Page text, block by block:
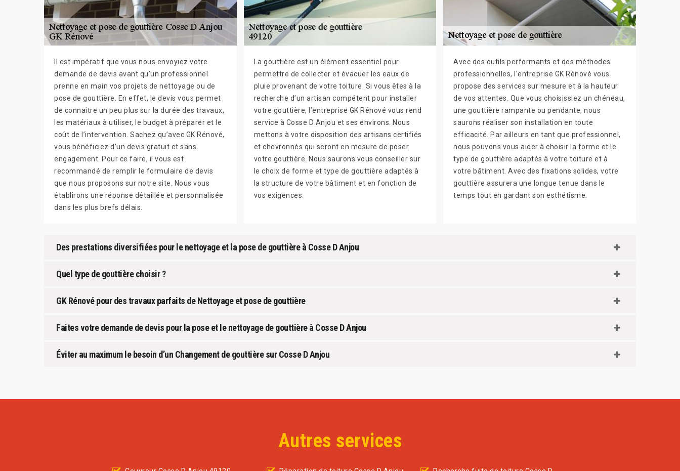
Il est impératif que vous nous envoyiez votre
demande de devis avant qu’un professionnel
prenne en main vos projets de nettoyage ou de
pose de gouttière. En effet, le devis vous permet
de connaitre un peu plus sur la durée des travaux,
les matériaux à utiliser, le budget à préparer et le
coût de l’intervention. Sachez qu’avec GK Rénové,
vous bénéficiez d’un devis gratuit et sans
engagement. Pour ce faire, il vous est
recommandé de remplir le formulaire de devis
que nous proposons sur notre site. Nous vous
établirons une réponse détaillée et personnalisée
dans les plus brefs délais.
La gouttière est un élément essentiel pour
permettre de collecter et évacuer les eaux de
pluie provenant de votre toiture. Si vous êtes à la
recherche d’un artisan compétent pour installer
votre gouttière, l’entreprise GK Rénové vous rend
service à Cosse D Anjou et ses environs. Nous
mettons à votre disposition des artisans certifiés
et chevronnés qui seront en mesure de poser
votre gouttière. Nous saurons vous conseiller sur
le choix de forme et type de gouttière adaptés à
la structure de votre bâtiment et en fonction de
vos exigences.
Avec des outils performants et des méthodes
professionnelles, l'entreprise GK Rénové vous
propose des services sur mesure et à la hauteur
de vos attentes. Que vous choisissiez un chéneau,
une gouttière rampante ou pendante, nous
saurons réaliser son installation en toute
efficacité. Par ailleurs en tant que professionnel,
nous pouvons vous aider à choisir la forme et le
type de gouttière adaptés à votre toiture et à
votre bâtiment. Avec des fixations solides, votre
gouttière assurera une longue tenue dans le
temps tout en gardant son esthétisme.
Des prestations diversifiées pour le nettoyage et la pose de gouttière à Cosse D Anjou
Quel type de gouttière choisir ?
GK Rénové pour des travaux parfaits de Nettoyage et pose de gouttière
Faites votre demande de devis pour la pose et le nettoyage de gouttière à Cosse D Anjou
Éviter au maximum le besoin d’un Changement de gouttière sur Cosse D Anjou
Autres services